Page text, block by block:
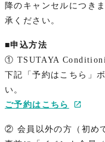
降のキャンセルにつき
承ください。
■申込方法
① TSUTAYA
下記「予約はこちら」
い。
ご予約はこちら
② 会員以外の方（初め